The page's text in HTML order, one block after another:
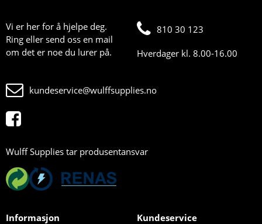
Vi er her for å hjelpe deg.
Ring eller send oss en mail
om det er noe du lurer på.
810 30 123
Hverdager kl. 8.00-16.00
kundeservice@wulffsupplies.no
Wulff Supplies tar produsentansvar
Informasjon Kundeservice